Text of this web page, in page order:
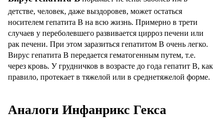
детстве, человек, даже выздоровев, может остаться
носителем гепатита В на всю жизнь. Примерно в трети
случаев у переболевшего развивается цирроз печени или
рак печени. При этом заразиться гепатитом В очень легко.
Вирус гепатита В передается гематогенным путем, т.е.
через кровь. У грудничков в возрасте до года гепатит В, как
правило, протекает в тяжелой или в среднетяжелой форме.
Аналоги Инфанрикс Гекса